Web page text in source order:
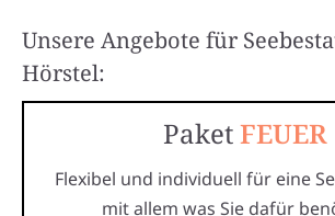
Unsere Angebote für
Hörstel:
PaketFEUER
Flexibel und individuell für eine
mit allem was Sie dafür